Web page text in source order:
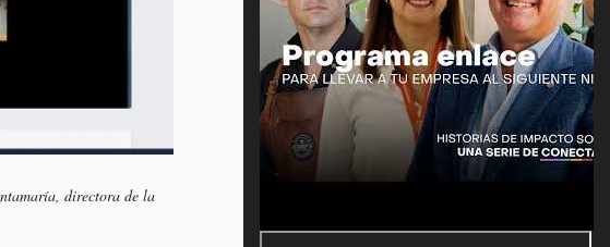
directora de la